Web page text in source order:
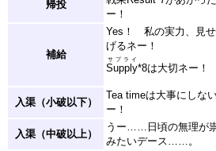
帰投
ー！
補給
Yes！ 私の実力、見
げるネー！
Supply
サプライ
*8は大切ネー！
入渠（小破以下）
Tea timeは大事にしな
ー！
入渠（中破以上）
うー……日頃の無理が
みたいデース……。